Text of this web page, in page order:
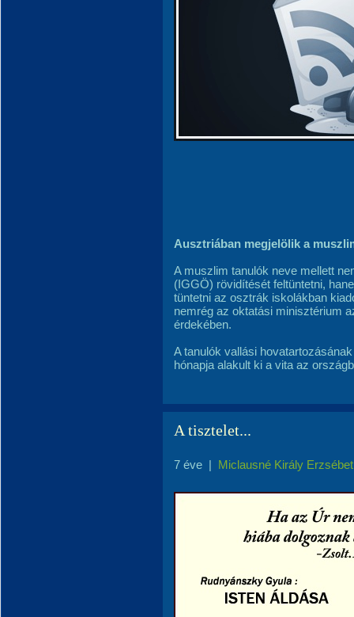
Ausztriában megjelölik a
A muszlim tanulók neve mellett
(IGGÖ) rövidítését feltüntetni,
tüntetni az osztrák iskolákban
nemrég az oktatási minisztérium
érdekében.
A tanulók vallási
hónapja alakult ki a vita az
A tisztelet...
7 éve | Miclausné Király Erzsébet